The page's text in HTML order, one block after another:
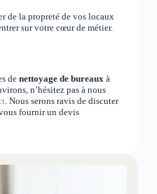
de la propreté de vos locaux
sur votre cœur de métier.
de nettoyage de bureauxà
n’hésitez pas à nous
. Nous serons ravis de discuter
fournir un devis